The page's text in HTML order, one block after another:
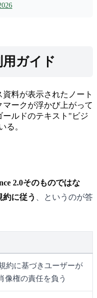
用ガイド
2.0そのものではな
約に従う
、というのが答
約に基づきユーザーが
像権の責任を負う